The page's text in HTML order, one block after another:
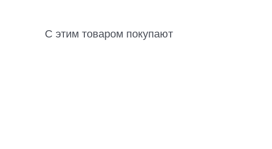
С этим товаром покупают